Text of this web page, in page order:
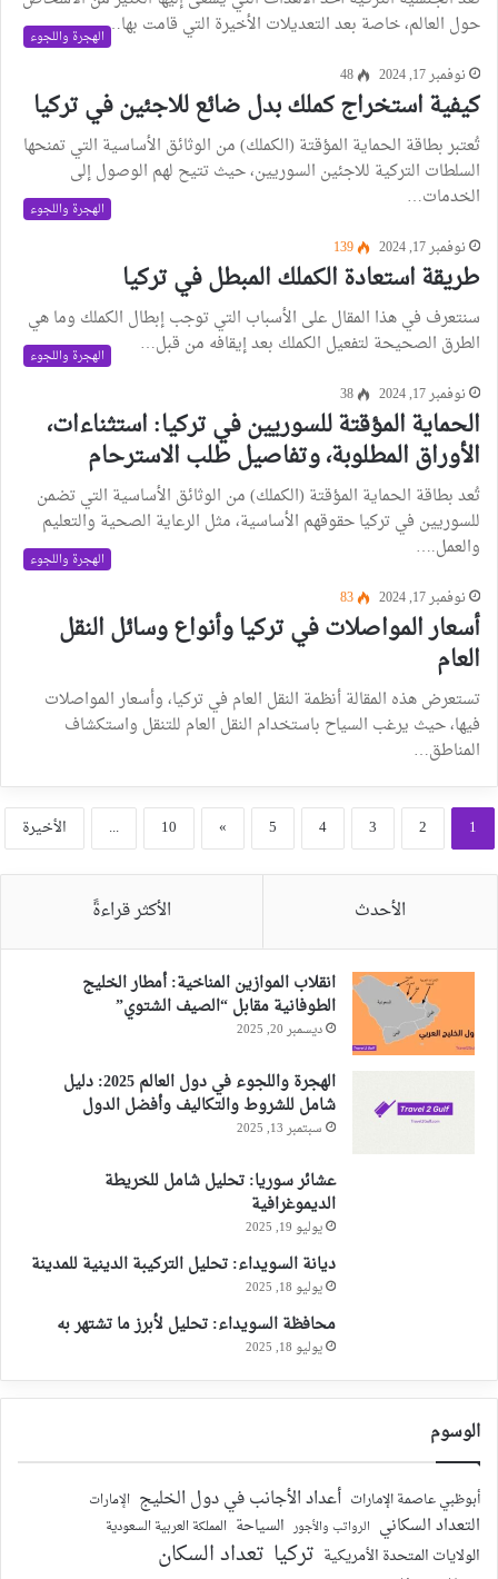
حول العالم، خاصة بعد التعديلات الأخيرة التي قامت بها…الهجرة واللجوء
نوفمبر 17, 2024 48
كيفية استخراج كملك بدل ضائع للاجئين في تركيا
تُعتبر بطاقة الحماية المؤقتة (الكملك) من الوثائق الأساسية التي تمنحها
السلطات التركية للاجئين السوريين، حيث تتيح لهم الوصول إلى
الخدمات…
الهجرة واللجوء
نوفمبر 17, 2024 139
طريقة استعادة الكملك المبطل في تركيا
سنتعرف في هذا المقال على الأسباب التي توجب إبطال الكملك وما هي
الطرق الصحيحة لتفعيل الكملك بعد إيقافه من قبل…
الهجرة واللجوء
نوفمبر 17, 2024 38
الحماية المؤقتة للسوريين في تركيا: استثناءات،
الأوراق المطلوبة، وتفاصيل طلب الاسترحام
تُعد بطاقة الحماية المؤقتة (الكملك) من الوثائق الأساسية التي تضمن
للسوريين في تركيا حقوقهم الأساسية، مثل الرعاية الصحية والتعليم
والعمل.…
الهجرة واللجوء
نوفمبر 17, 2024 83
أسعار المواصلات في تركيا وأنواع وسائل النقل
العام
تستعرض هذه المقالة أنظمة النقل العام في تركيا، وأسعار المواصلات
فيها، حيث يرغب السياح باستخدام النقل العام للتنقل واستكشاف
المناطق…
1
2
3
4
5
»
10
... الأخيرة
الأحدث الأكثر قراءةً
انقلاب الموازين المناخية: أمطار الخليج
الطوفانية مقابل “الصيف الشتوي”
ديسمبر 20, 2025
الهجرة واللجوء في دول العالم 2025: دليل
شامل للشروط والتكاليف وأفضل الدول
سبتمبر 13, 2025
عشائر سوريا: تحليل شامل للخريطة
الديموغرافية
يوليو 19, 2025
ديانة السويداء: تحليل التركيبة الدينية للمدينة
يوليو 18, 2025
محافظة السويداء: تحليل لأبرز ما تشتهر به
يوليو 18, 2025
الوسوم
أبوظبي عاصمة الإمارات أعداد الأجانب في دول الخليج الإمارات
التعداد السكاني الرواتب والأجور السياحة المملكة العربية السعودية
الولايات المتحدة الأمريكية تركيا تعداد السكان